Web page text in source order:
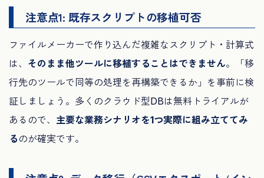
注意点1: 既存スクリプトの移植可否
ファイルメーカーで作り込んだ複雑なスクリプト・計算式
は、 そのまま他ツールに移植することはできません。「移
行先のツールで同等の処理を再構築できるか」を事前に検
証しましょう。多くのクラウド型DBは無料トライアルが
あるので、 主要な業務シナリオを1つ実際に組み立ててみ
る のが確実です。